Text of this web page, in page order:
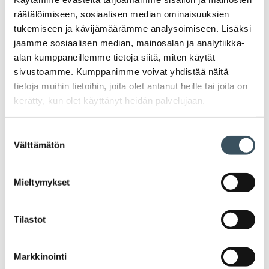
räätälöimiseen, sosiaalisen median ominaisuuksien
tukemiseen ja kävijämäärämme analysoimiseen. Lisäksi
jaamme sosiaalisen median, mainosalan ja analytiikka-
alan kumppaneillemme tietoja siitä, miten käytät
sivustoamme. Kumppanimme voivat yhdistää näitä
tietoja muihin tietoihin, joita olet antanut heille tai joita on
kerätty, kun olet käyttänyt heidän palvelujaan.
valinta
Välttämätön
Mieltymykset
Tilastot
Markkinointi
Uutiset
Tiedotteet
Blogit
Neuvottelumaailma
Häiriötilanteisiin varautuminen
Kannattavakauppa.fi
Tarinoita kaupan alalta